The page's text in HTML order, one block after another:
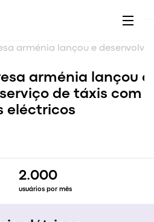
arménia lançou e
de táxis com
eléctricos
2.000
usuários por mês